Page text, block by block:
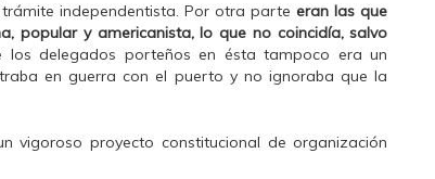
independentista. Por otra parte eran las que
popular y americanista, lo que no coincidía, salvo
los delegados porteños en ésta tampoco era un
en guerra con el puerto y no ignoraba que la
vigoroso proyecto constitucional de organización